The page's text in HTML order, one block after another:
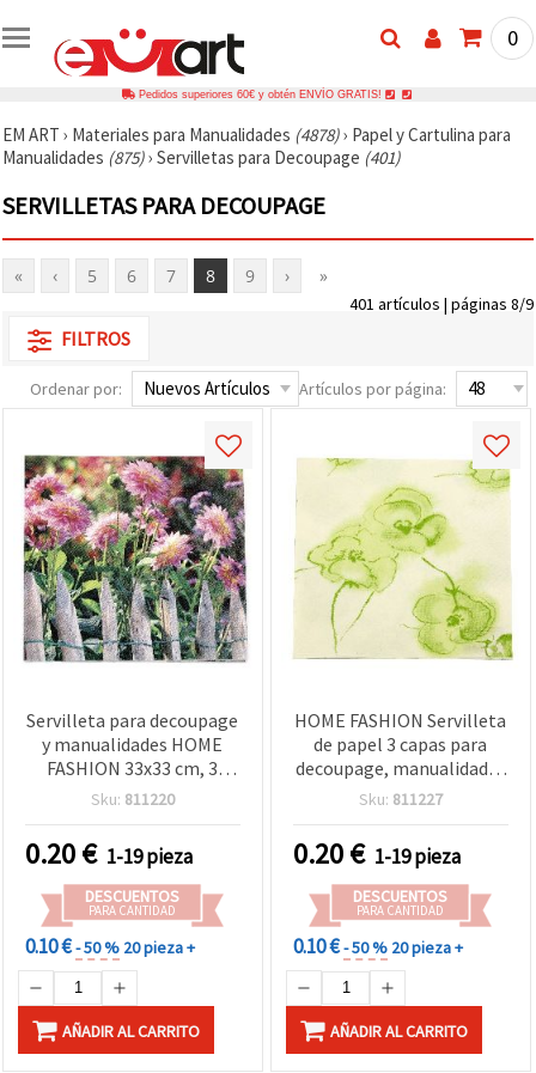
0
Pedidos superiores 60€ y obtén ENVÍO GRATIS!
EM ART › Materiales para Manualidades (4878)› Papel y Cartulina para
Manualidades (875)› Servilletas para Decoupage (401)
SERVILLETAS PARA DECOUPAGE
« ‹ 5 6 7 8 9 › »
401 artículos | páginas 8/9
FILTROS
Ordenar por: Artículos por página:
Servilleta para decoupage
y manualidades HOME
FASHION 33x33 cm, 3
capas, diseño Vista de
Sku: 811220
0.20€ 1-19 pieza
DESCUENTOS
PARA CANTIDAD
0.10 €- 50 % 20 pieza +
AÑADIR AL CARRITO
HOME FASHION Servilleta
de papel 3 capas para
decoupage, manualidades
y mesa de fiesta, 33x33 cm
acuarela “Flores
Modernas” – 1 pieza
Sku: 811227
0.20€ 1-19 pieza
DESCUENTOS
PARA CANTIDAD
0.10 €- 50 % 20 pieza +
AÑADIR AL CARRITO